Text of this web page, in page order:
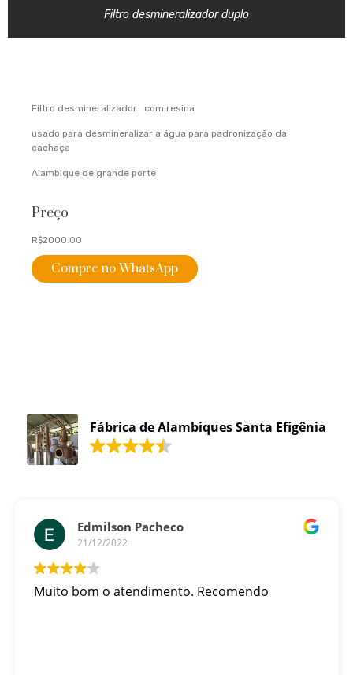
Filtro desmineralizador duplo
Filtro desmineralizador com resina
usado para desmineralizar a água para padronização da
cachaça
Alambique de grande porte
Preço
R$2000.00
Compre no WhatsApp
Fábrica de Alambiques Santa Efigênia
Edmilson Pacheco
21/12/2022
Muito bom o atendimento. Recomendo